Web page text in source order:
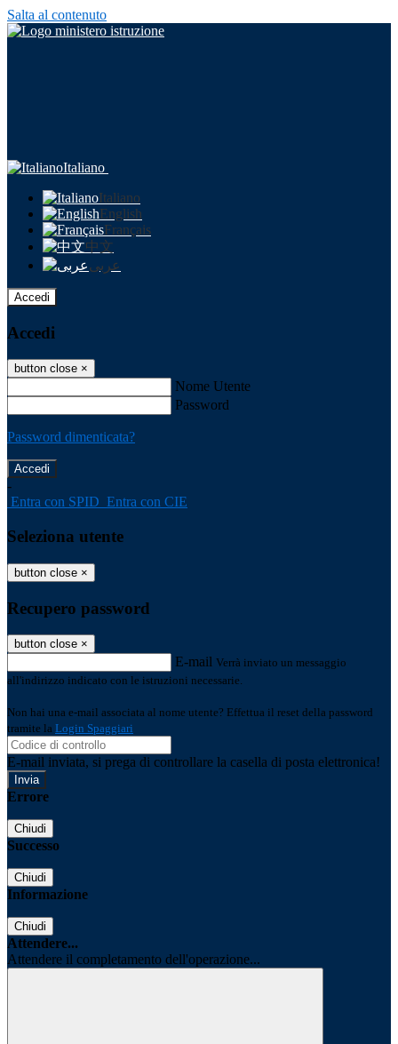
Salta al contenuto
Italiano
Italiano
English
Français
中文
عربى
Accedi
Accedi
button close ×
Nome Utente
Password
Password dimenticata?
-
Entra con SPID Entra con CIE
Seleziona utente
button close ×
Recupero password
button close ×
E-mail Verrà inviato un messaggio
all'indirizzo indicato con le istruzioni necessarie.
Non hai una e-mail associata al nome utente? Effettua il reset della password
tramite la Login Spaggiari
E-mail inviata, si prega di controllare la casella di posta elettronica!
Errore
Chiudi
Successo
Chiudi
Informazione
Chiudi
Attendere...
Attendere il completamento dell'operazione...